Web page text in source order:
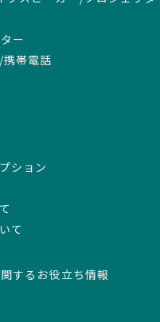
ー
帯電話
ション
て
するお役立ち情報